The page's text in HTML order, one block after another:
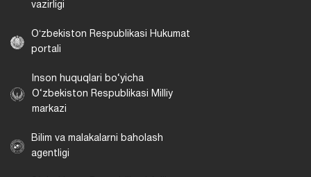
vazirligi
Oʻzbekiston Respublikasi Hukumat
portali
Inson huquqlari bo‘yicha
O‘zbekiston Respublikasi Milliy
markazi
Bilim va malakalarni baholash
agentligi